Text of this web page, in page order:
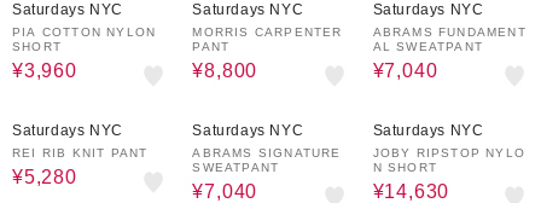
Saturdays NYC
PIA COTTON NYLON
SHORT
¥3,960
Saturdays NYC
MORRIS CARPENTER
PANT
¥8,800
Saturdays NYC
ABRAMS FUNDAMENT
AL SWEATPANT
¥7,040
Saturdays NYC
REI RIB KNIT PANT
¥5,280
Saturdays NYC
ABRAMS SIGNATURE
SWEATPANT
¥7,040
Saturdays NYC
JOBY RIPSTOP NYLO
N SHORT
¥14,630